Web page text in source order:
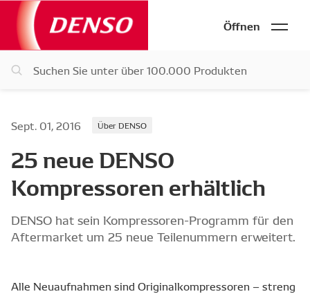
Öffnen
Sept. 01, 2016 Über DENSO
25 neue DENSO
Kompressoren erhältlich
DENSO hat sein Kompressoren-Programm für den
Aftermarket um 25 neue Teilenummern erweitert.
Alle Neuaufnahmen sind Originalkompressoren – streng